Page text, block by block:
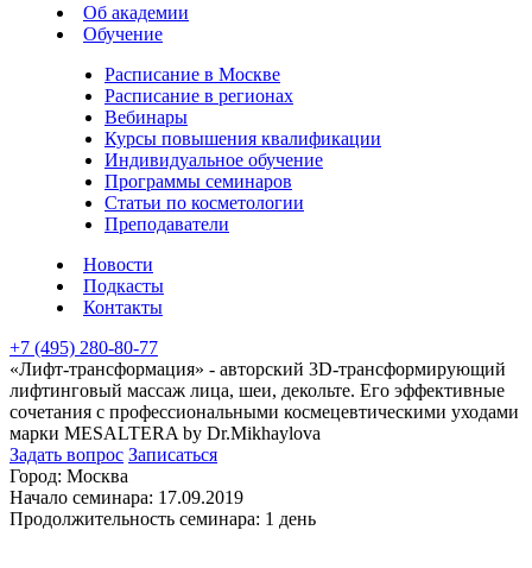
Об академии
Обучение
Расписание в Москве
Расписание в регионах
Вебинары
Курсы повышения квалификации
Индивидуальное обучение
Программы семинаров
Статьи по косметологии
Преподаватели
Новости
Подкасты
Контакты
+7 (495) 280-80-77
«Лифт-трансформация» - авторский 3D-трансформирующий
лифтинговый массаж лица, шеи, декольте. Его эффективные
сочетания с профессиональными космецевтическими уходами
марки MESALTERA by Dr.Mikhaylova
Задать вопрос Записаться
Город: Москва
Начало семинара: 17.09.2019
Продолжительность семинара: 1 день